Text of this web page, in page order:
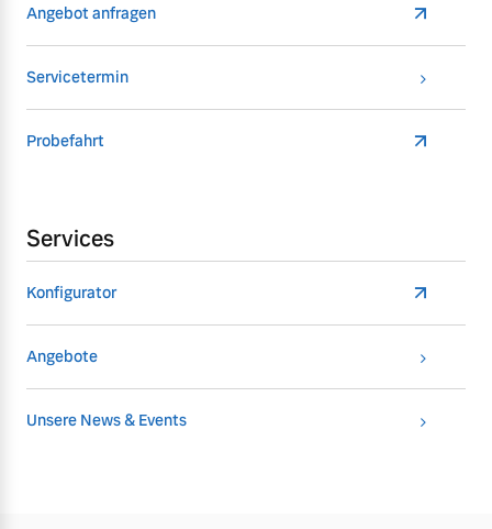
Angebot anfragen
Servicetermin
Probefahrt
Services
Konfigurator
Angebote
Unsere News & Events